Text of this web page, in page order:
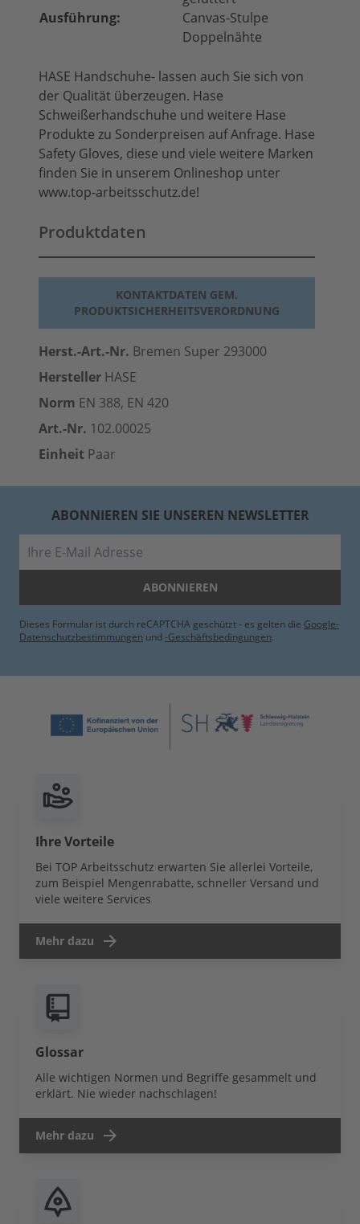
Ausführung:
Canvas-Stulpe
Doppelnähte
HASE Handschuhe- lassen auch Sie sich von
der Qualität überzeugen. Hase
Schweißerhandschuhe und weitere Hase
Produkte zu Sonderpreisen auf Anfrage. Hase
Safety Gloves, diese und viele weitere Marken
finden Sie in unserem Onlineshop unter
www.top-arbeitsschutz.de!
Produktdaten
KONTAKTDATEN GEM.
PRODUKTSICHERHEITSVERORDNUNG
Herst.-Art.-Nr. Bremen Super 293000
Hersteller HASE
Norm EN 388, EN 420
Art.-Nr. 102.00025
Einheit Paar
ABONNIEREN SIE UNSEREN NEWSLETTER
ABONNIEREN
Dieses Formular ist durch reCAPTCHA geschützt - es gelten die Google-
Datenschutzbestimmungen und -Geschäftsbedingungen.
Ihre Vorteile
Bei TOP Arbeitsschutz erwarten Sie allerlei Vorteile,
zum Beispiel Mengenrabatte, schneller Versand und
viele weitere Services
Mehr dazu
Glossar
Alle wichtigen Normen und Begriffe gesammelt und
erklärt. Nie wieder nachschlagen!
Mehr dazu